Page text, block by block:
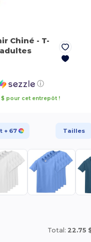
Chiné - T-
ⓘ
pour cet entrepôt !
+ 67 Tailles
Total: 22.75